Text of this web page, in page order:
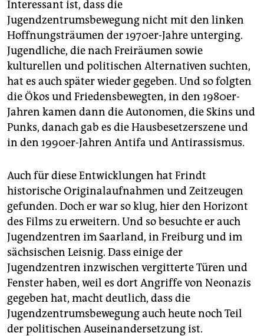
Interessant ist, dass die
Jugendzentrumsbewegung nicht mit den linken
Hoffnungsträumen der 1970er-Jahre unterging.
Jugendliche, die nach Freiräumen sowie
kulturellen und politischen Alternativen suchten,
hat es auch später wieder gegeben. Und so folgten
die Ökos und Friedensbewegten, in den 1980er-
Jahren kamen dann die Autonomen, die Skins und
Punks, danach gab es die Hausbesetzerszene und
in den 1990er-Jahren Antifa und Antirassismus.
Auch für diese Entwicklungen hat Frindt
historische Originalaufnahmen und Zeitzeugen
gefunden. Doch er war so klug, hier den Horizont
des Films zu erweitern. Und so besuchte er auch
Jugendzentren im Saarland, in Freiburg und im
sächsischen Leisnig. Dass einige der
Jugendzentren inzwischen vergitterte Türen und
Fenster haben, weil es dort Angriffe von Neonazis
gegeben hat, macht deutlich, dass die
Jugendzentrumsbewegung auch heute noch Teil
der politischen Auseinandersetzung ist.